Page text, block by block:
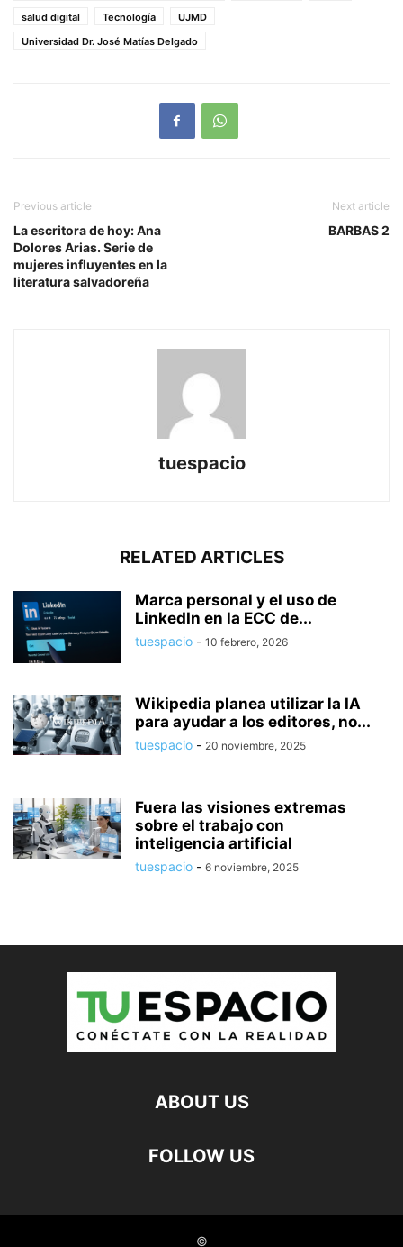
salud digital
Tecnología
UJMD
Universidad Dr. José Matías Delgado
Previous article
La escritora de hoy: Ana
Dolores Arias. Serie de
mujeres influyentes en la
literatura salvadoreña
Next article
BARBAS 2
tuespacio
RELATED ARTICLES
Marca personal y el uso de
LinkedIn en la ECC de...
tuespacio - 10 febrero, 2026
Wikipedia planea utilizar la IA
para ayudar a los editores, no...
tuespacio - 20 noviembre, 2025
Fuera las visiones extremas
sobre el trabajo con
inteligencia artificial
tuespacio - 6 noviembre, 2025
ABOUT US
FOLLOW US
©